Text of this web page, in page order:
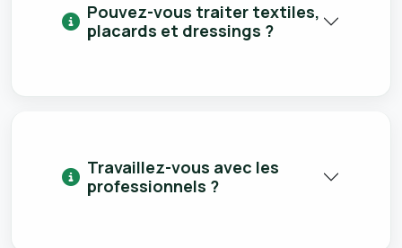
Pouvez-vous traiter textiles,
placards et dressings ?
Travaillez-vous avec les
professionnels ?